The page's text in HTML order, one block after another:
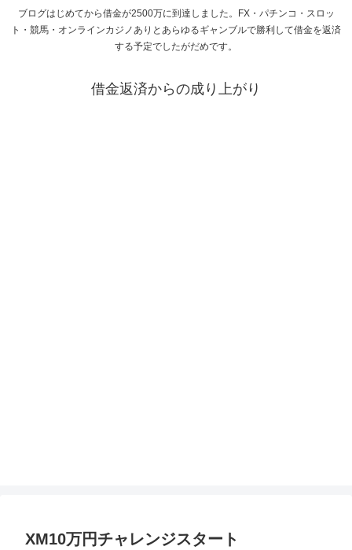
ブログはじめてから借金が2500万に到達しました。FX・パチンコ・スロッ
ト・競馬・オンラインカジノありとあらゆるギャンブルで勝利して借金を返済
する予定でしたがだめです。
借金返済からの成り上がり
XM10万円チャレンジスタート